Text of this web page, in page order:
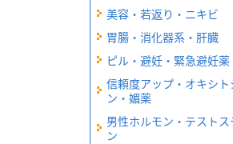
美容・若返り・ニキビ
胃腸・消化器系・肝臓
ピル・避妊・緊急避妊薬
信頼度アップ・オキシト
ン・媚薬
男性ホルモン・テストス
ン